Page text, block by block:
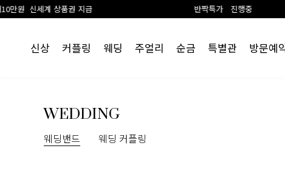
품권 지급 반짝특가 진행중
신상 커플링 웨딩 주얼리 순금 특별관 방문예
WEDDING
웨딩밴드 웨딩 커플링